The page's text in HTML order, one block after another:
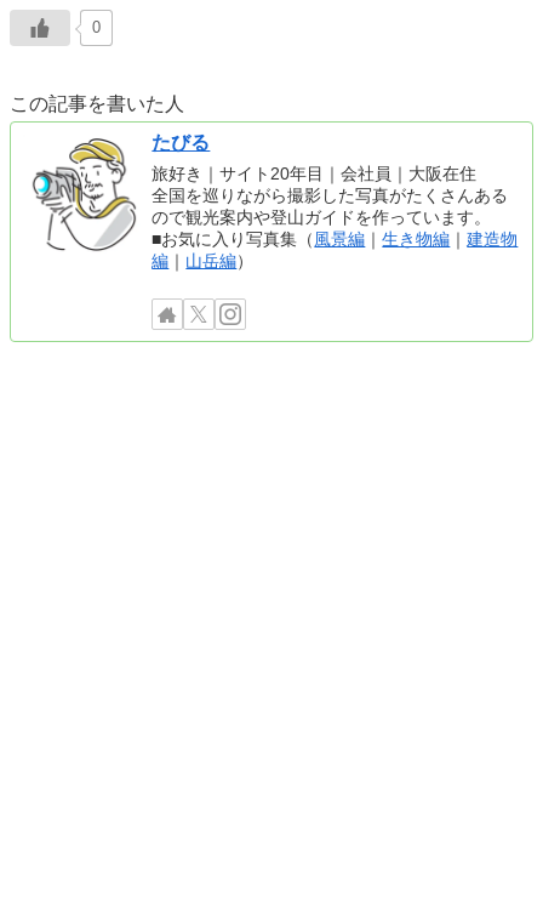
0
この記事を書いた人
たびる
旅好き｜サイト20年目｜会社員｜大阪在住
全国を巡りながら撮影した写真がたくさんある
ので観光案内や登山ガイドを作っています。
■お気に入り写真集（風景編 ｜生き物編 ｜建造物
編 ｜ 山岳編）